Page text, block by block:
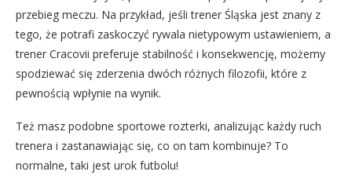
przebieg meczu. Na przykład, jeśli trener Śląska jest znany z
tego, że potrafi zaskoczyć rywala nietypowym ustawieniem, a
trener Cracovii preferuje stabilność i konsekwencję, możemy
spodziewać się zderzenia dwóch różnych filozofii, które z
pewnością wpłynie na wynik.
Też masz podobne sportowe rozterki, analizując każdy ruch
trenera i zastanawiając się, co on tam kombinuje? To
normalne, taki jest urok futbolu!